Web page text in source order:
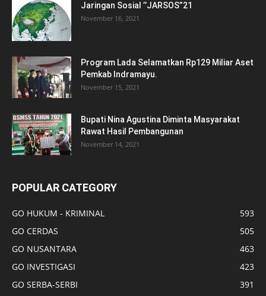
Jaringan Sosial ’’JARSOS”21
November 16, 2021
Program Lada Selamatkan Rp129 Miliar Aset
Pemkab Indramayu.
November 15, 2021
Bupati Nina Agustina Diminta Masyarakat
Rawat Hasil Pembangunan
November 14, 2021
POPULAR CATEGORY
GO HUKUM - KRIMINAL
593
GO CERDAS
505
GO NUSANTARA
463
GO INVESTIGASI
423
GO SERBA-SERBI
391